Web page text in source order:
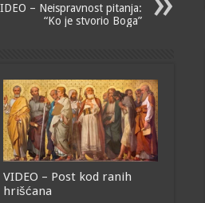
– Neispravnost pitanja:
“Ko je stvorio Boga”
VIDEO – Post kod ranih
hrišćana